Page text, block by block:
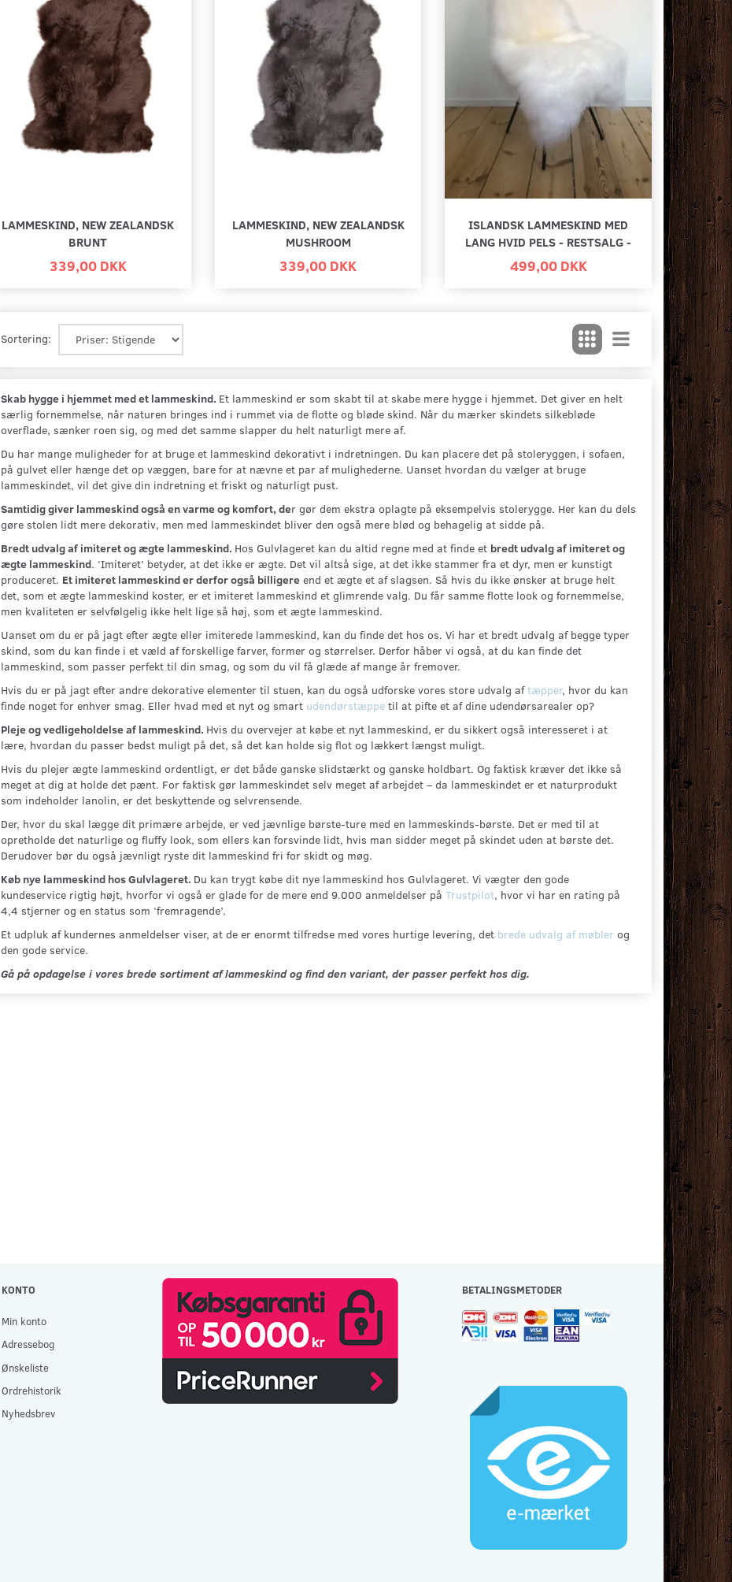
ISLANDSK
LANG HVID
499,00 DKK
Læg i kurv
LAMMESKIND, NEW ZEALANDSK
BRUNT
339,00 DKK
LAMMESKIND, NEW ZEALANDSK
MUSHROOM
339,00 DKK
ISLANDSK LAMMESKIND MED
LANG HVID PELS - RESTSALG -
499,00 DKK
Sortering:
Skab hygge i hjemmet med et lammeskind. Et lammeskind er som skabt til at skabe mere hygge i hjemmet. Det giver en helt
særlig fornemmelse, når naturen bringes ind i rummet via de flotte og bløde skind. Når du mærker skindets silkebløde
overflade, sænker roen sig, og med det samme slapper du helt naturligt mere af.
Du har mange muligheder for at bruge et lammeskind dekorativt i indretningen. Du kan placere det på stoleryggen, i sofaen,
på gulvet eller hænge det op væggen, bare for at nævne et par af mulighederne. Uanset hvordan du vælger at bruge
lammeskindet, vil det give din indretning et friskt og naturligt pust.
Samtidig giver lammeskind også en varme og komfort, der gør dem ekstra oplagte på eksempelvis stolerygge. Her kan du dels
gøre stolen lidt mere dekorativ, men med lammeskindet bliver den også mere blød og behagelig at sidde på.
Bredt udvalg af imiteret og ægte lammeskind. Hos Gulvlageret kan du altid regne med at finde et bredt udvalg af imiteret og
ægte lammeskind. ‘Imiteret’ betyder, at det ikke er ægte. Det vil altså sige, at det ikke stammer fra et dyr, men er kunstigt
produceret. Et imiteret lammeskind er derfor også billigereend et ægte et af slagsen. Så hvis du ikke ønsker at bruge helt
det, som et ægte lammeskind koster, er et imiteret lammeskind et glimrende valg. Du får samme flotte look og fornemmelse,
men kvaliteten er selvfølgelig ikke helt lige så høj, som et ægte lammeskind.
Uanset om du er på jagt efter ægte eller imiterede lammeskind, kan du finde det hos os. Vi har et bredt udvalg af begge typer
skind, som du kan finde i et væld af forskellige farver, former og størrelser. Derfor håber vi også, at du kan finde det
lammeskind, som passer perfekt til din smag, og som du vil få glæde af mange år fremover.
Hvis du er på jagt efter andre dekorative elementer til stuen, kan du også udforske vores store udvalg aftæpper, hvor du kan
finde noget for enhver smag. Eller hvad med et nyt og smart udendørstæppetil at pifte et af dine udendørsarealer op?
Pleje og vedligeholdelse af lammeskind. Hvis du overvejer at købe et nyt lammeskind, er du sikkert også interesseret i at
lære, hvordan du passer bedst muligt på det, så det kan holde sig flot og lækkert længst muligt.
Hvis du plejer ægte lammeskind ordentligt, er det både ganske slidstærkt og ganske holdbart. Og faktisk kræver det ikke så
meget at dig at holde det pænt. For faktisk gør lammeskindet selv meget af arbejdet – da lammeskindet er et naturprodukt
som indeholder lanolin, er det beskyttende og selvrensende.
Der, hvor du skal lægge dit primære arbejde, er ved jævnlige børste-ture med en lammeskinds-børste. Det er med til at
opretholde det naturlige og fluffy look, som ellers kan forsvinde lidt, hvis man sidder meget på skindet uden at børste det.
Derudover bør du også jævnligt ryste dit lammeskind fri for skidt og møg.
Køb nye lammeskind hos Gulvlageret. Du kan trygt købe dit nye lammeskind hos Gulvlageret. Vi vægter den gode
kundeservice rigtig højt, hvorfor vi også er glade for de mere end 9.000 anmeldelser på Trustpilot, hvor vi har en rating på
4,4 stjerner og en status som ‘fremragende’.
Et udpluk af kundernes anmeldelser viser, at de er enormt tilfredse med vores hurtige levering, det brede udvalg af møbler og
den gode service.
Gå på opdagelse i vores brede sortiment af lammeskind og find den variant, der passer perfekt hos dig.
KONTO
Min konto
Adressebog
Ønskeliste
Ordrehistorik
Nyhedsbrev
BETALINGSMETODER